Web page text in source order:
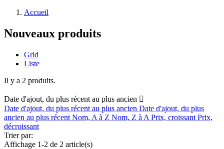
Accueil
Nouveaux produits
Grid
Liste
Il y a 2 produits.
Date d'ajout, du plus récent au plus ancien 
Date d'ajout, du plus récent au plus ancien Date d'ajout, du plus
ancien au plus récent Nom, A à Z Nom, Z à A Prix, croissant Prix,
décroissant
Trier par:
Affichage 1-2 de 2 article(s)